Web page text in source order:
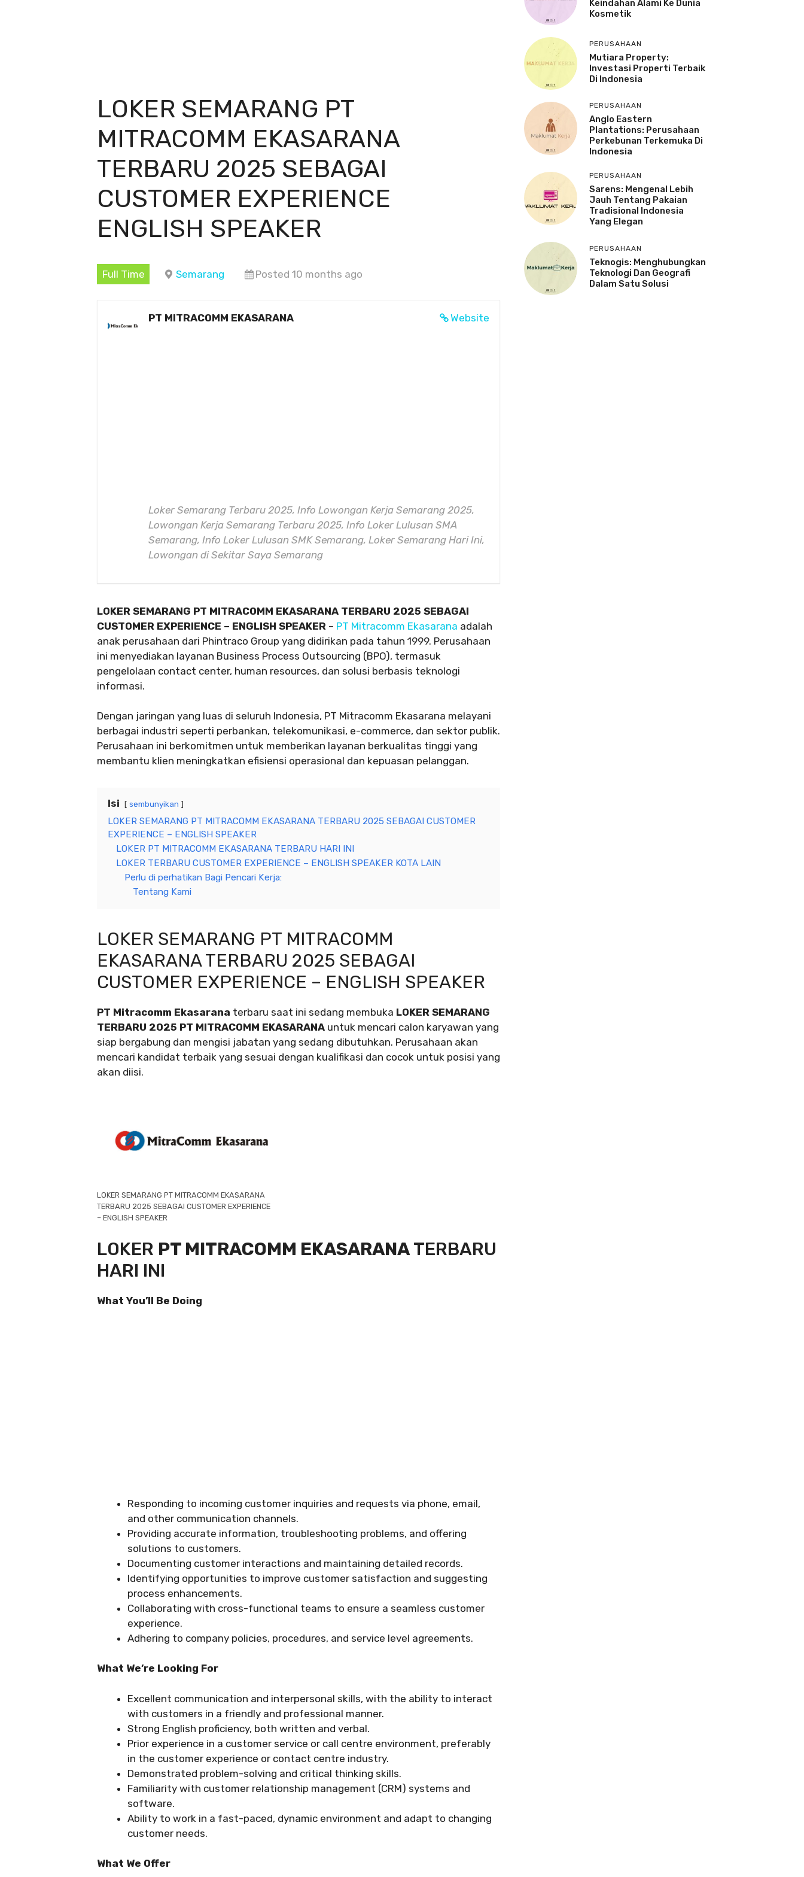
LOKER SEMARANG PT
MITRACOMM EKASARANA
TERBARU 2025 SEBAGAI
CUSTOMER EXPERIENCE
ENGLISH SPEAKER
Full Time Semarang Posted 10 months ago
Website
PT MITRACOMM EKASARANA
Loker Semarang Terbaru 2025, Info Lowongan Kerja Semarang 2025,
Lowongan Kerja Semarang Terbaru 2025, Info Loker Lulusan SMA
Semarang, Info Loker Lulusan SMK Semarang, Loker Semarang Hari Ini,
Lowongan di Sekitar Saya Semarang
LOKER SEMARANG PT MITRACOMM EKASARANA TERBARU 2025 SEBAGAI
CUSTOMER EXPERIENCE – ENGLISH SPEAKER – PT Mitracomm Ekasarana adalah
anak perusahaan dari Phintraco Group yang didirikan pada tahun 1999. Perusahaan
ini menyediakan layanan Business Process Outsourcing (BPO), termasuk
pengelolaan contact center, human resources, dan solusi berbasis teknologi
informasi.
Dengan jaringan yang luas di seluruh Indonesia, PT Mitracomm Ekasarana melayani
berbagai industri seperti perbankan, telekomunikasi, e-commerce, dan sektor publik.
Perusahaan ini berkomitmen untuk memberikan layanan berkualitas tinggi yang
membantu klien meningkatkan efisiensi operasional dan kepuasan pelanggan.
Isi sembunyikan
LOKER SEMARANG PT MITRACOMM EKASARANA TERBARU 2025 SEBAGAI CUSTOMER
EXPERIENCE – ENGLISH SPEAKER
LOKER PT MITRACOMM EKASARANA TERBARU HARI INI
LOKER TERBARU CUSTOMER EXPERIENCE – ENGLISH SPEAKER KOTA LAIN
Perlu di perhatikan Bagi Pencari Kerja:
Tentang Kami
LOKER SEMARANG PT MITRACOMM
EKASARANA TERBARU 2025 SEBAGAI
CUSTOMER EXPERIENCE – ENGLISH SPEAKER
PT Mitracomm Ekasarana terbaru saat ini sedang membuka LOKER SEMARANG
TERBARU 2025 PT MITRACOMM EKASARANA untuk mencari calon karyawan yang
siap bergabung dan mengisi jabatan yang sedang dibutuhkan. Perusahaan akan
mencari kandidat terbaik yang sesuai dengan kualifikasi dan cocok untuk posisi yang
akan diisi.
LOKER SEMARANG PT MITRACOMM EKASARANA
TERBARU 2025 SEBAGAI CUSTOMER EXPERIENCE
– ENGLISH SPEAKER
LOKER PT MITRACOMM EKASARANATERBARU
HARI INI
What You’ll Be Doing
Responding to incoming customer inquiries and requests via phone, email,
and other communication channels.
Providing accurate information, troubleshooting problems, and offering
solutions to customers.
Documenting customer interactions and maintaining detailed records.
Identifying opportunities to improve customer satisfaction and suggesting
process enhancements.
Collaborating with cross-functional teams to ensure a seamless customer
experience.
Adhering to company policies, procedures, and service level agreements.
What We’re Looking For
Excellent communication and interpersonal skills, with the ability to interact
with customers in a friendly and professional manner.
Strong English proficiency, both written and verbal.
Prior experience in a customer service or call centre environment, preferably
in the customer experience or contact centre industry.
Demonstrated problem-solving and critical thinking skills.
Familiarity with customer relationship management (CRM) systems and
software.
Ability to work in a fast-paced, dynamic environment and adapt to changing
customer needs.
What We Offer
Keindahan Alami Ke Dunia
Kosmetik
PERUSAHAAN
Mutiara Property:
Investasi Properti Terbaik
Di Indonesia
PERUSAHAAN
Anglo Eastern
Plantations: Perusahaan
Perkebunan Terkemuka Di
Indonesia
PERUSAHAAN
Sarens: Mengenal Lebih
Jauh Tentang Pakaian
Tradisional Indonesia
Yang Elegan
PERUSAHAAN
Teknogis: Menghubungkan
Teknologi Dan Geografi
Dalam Satu Solusi